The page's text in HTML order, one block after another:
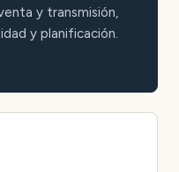
y transmisión,
y planificación.